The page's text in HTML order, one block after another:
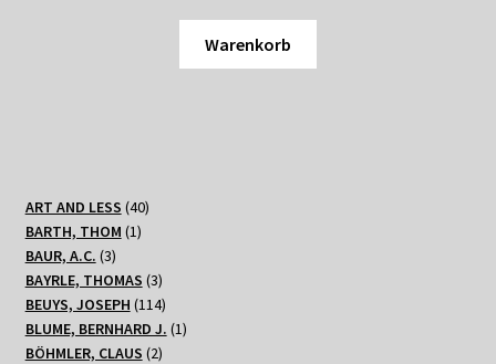
Warenkorb
ART AND LESS 4040
BARTH, THOM 11
BAUR, A.C. 33
Produkte
BAYRLE, THOMAS 33
Produkte
BEUYS, JOSEPH 114114
Produkte
BLUME, BERNHARD J. 11
BÖHMLER, CLAUS 22